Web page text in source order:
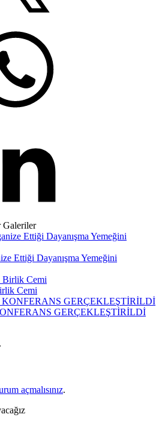
Galeriler
Ettiği Dayanışma Yemeğini
Cemi
GERÇEKLEŞTİRİLDİ
açmalısınız.